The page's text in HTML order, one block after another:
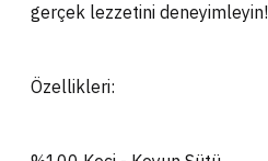
gerçek lezzetini deneyimleyin!
Özellikleri: